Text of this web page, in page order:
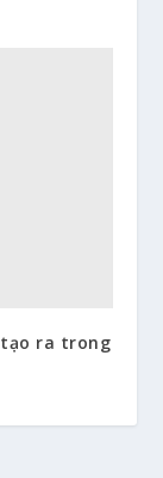
tạo ra trong